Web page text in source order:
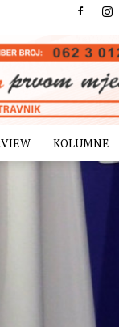
KOLUMNE